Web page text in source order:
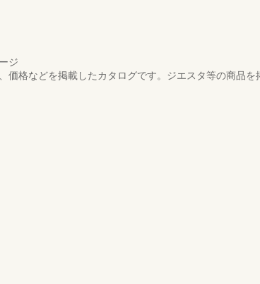
ジ
価格などを掲載したカタログです。ジエスタ等の商品を